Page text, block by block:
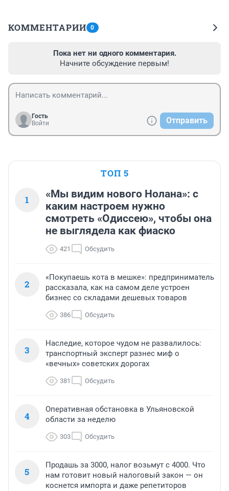
КОММЕНТАРИИ 0
Пока нет ни одного комментария.
Начните обсуждение первым!
Гость
Войти
Отправить
ТОП 5
1
«Мы видим нового Нолана»: с
каким настроем нужно
смотреть «Одиссею», чтобы она
не выглядела как фиаско
421 Обсудить
2
«Покупаешь кота в мешке»: предприниматель
рассказала, как на самом деле устроен
бизнес со складами дешевых товаров
386 Обсудить
3
Наследие, которое чудом не развалилось:
транспортный эксперт разнес миф о
«вечных» советских дорогах
381 Обсудить
4
Оперативная обстановка в Ульяновской
области за неделю
303 Обсудить
5
Продашь за 3000, налог возьмут с 4000. Что
нам готовит новый налоговый закон — он
коснется импорта и даже репетиторов